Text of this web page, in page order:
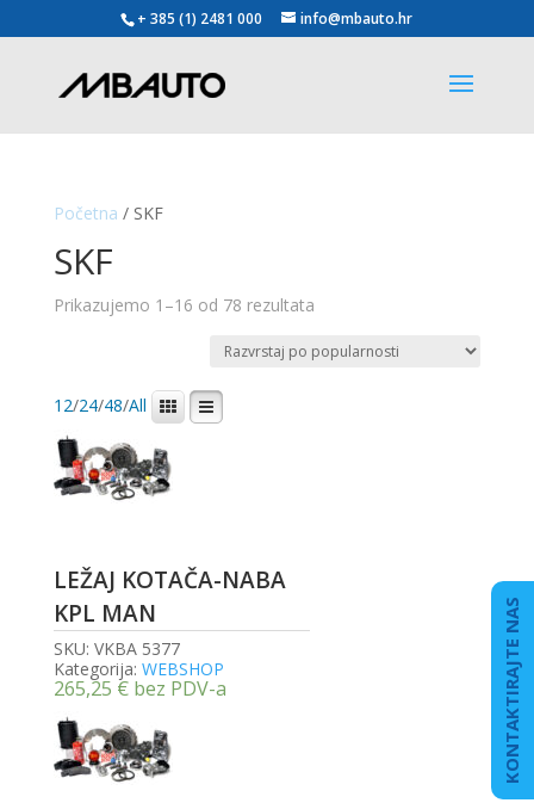
+ 385 (1) 2481 000 info@mbauto.hr
Početna / SKF
SKF
Prikazujemo 1–16 od 78 rezultataPoredano
popularnosti
12/24/48/All
LEŽAJ KOTAČA-NABA
KPL MAN
SKU: VKBA 5377
Kategorija: WEBSHOP
265,25 € bez PDV-a KONTAKTIRAJTE NAS